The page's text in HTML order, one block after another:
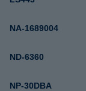
NA-1689004
ND-6360
NP-30DBA